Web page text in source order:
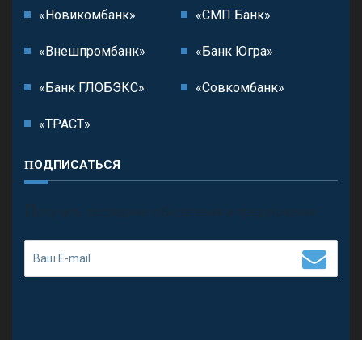
«Новикомбанк» «СМП Банк»
«Внешпромбанк» «Банк Югра»
«Банк ГЛОБЭКС» «Совкомбанк»
«ТРАСТ»
ПОДПИСАТЬСЯ
П олучить последние обновления и предложения.